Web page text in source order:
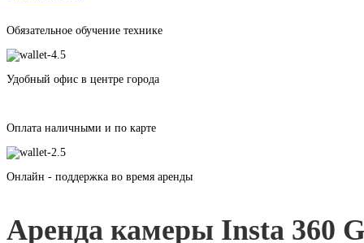
Обязательное обучение технике
Удобный офис в центре города
Оплата наличными и по карте
Онлайн - поддержка во время аренды
Аренда камеры Insta 360